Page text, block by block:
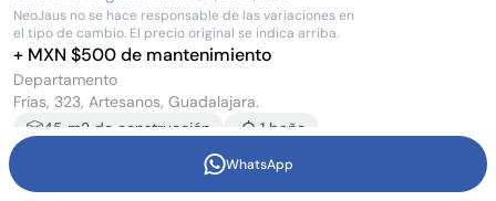
NeoJaus no se hace responsable de las variaciones en
el tipo de cambio. El precio original se indica arriba.
+ MXN $500de mantenimiento
Departamento
Frias, 323, Artesanos, Guadalajara.
45 m2 de construcción 1 baño
WhatsApp